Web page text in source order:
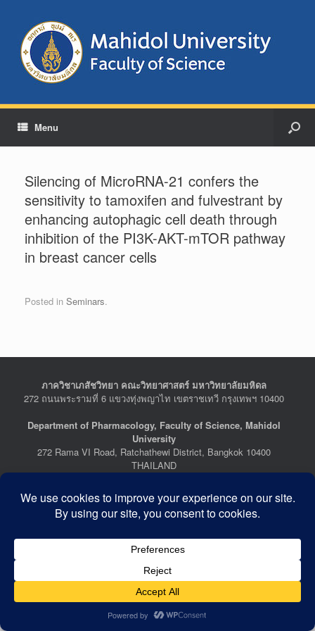
Menu
Silencing of MicroRNA-21 confers the
sensitivity to tamoxifen and fulvestrant by
enhancing autophagic cell death through
inhibition of the PI3K-AKT-mTOR pathway
in breast cancer cells
Posted in Seminars.
ภาควิชาเภสัชวิทยา คณะวิทยาศาสตร์ มหาวิทยาลัยมหิดล
272 ถนนพระรามที่ 6 แขวงทุ่งพญาไท เขตราชเทวี กรุงเทพฯ 10400
Department of Pharmacology, Faculty of Science, Mahidol
University
272 Rama VI Road, Ratchathewi District, Bangkok 10400
THAILAND
Facebook :
Department of Pharmacology
Last Updated: July 21, 2026